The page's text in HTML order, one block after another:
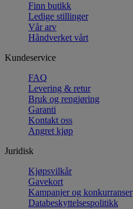
Finn butikk
Ledige stillinger
Vår arv
Håndverket vårt
Kundeservice
FAQ
Levering & retur
Bruk og rengjøring
Garanti
Kontakt oss
Angret kjøp
Juridisk
Kjøpsvilkår
Gavekort
Kampanjer og konkurranser
Databeskyttelsespolitikk